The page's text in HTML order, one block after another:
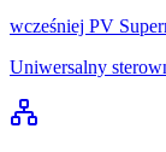
wcześniej PV
Uniwersalny